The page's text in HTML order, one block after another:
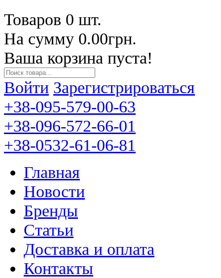
Товаров 0 шт.
На сумму 0.00грн.
Ваша корзина пуста!
Войти Зарегистрироваться
+38-095-579-00-63
+38-096-572-66-01
+38-0532-61-06-81
Главная
Новости
Бренды
Статьи
Доставка и оплата
Контакты